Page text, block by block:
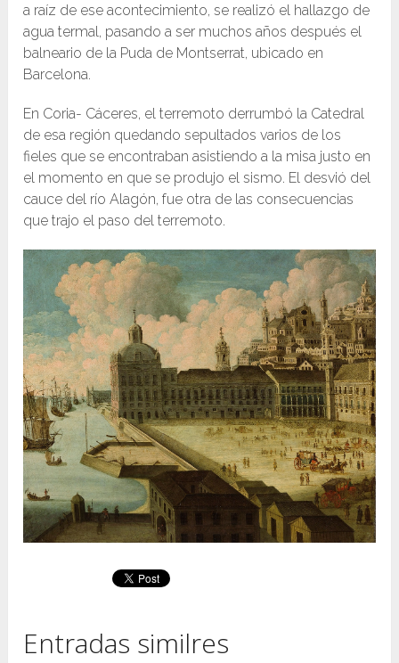
a raíz de ese acontecimiento, se realizó el hallazgo de
agua termal, pasando a ser muchos años después el
balneario de la Puda de Montserrat, ubicado en
Barcelona.
En Coria- Cáceres, el terremoto derrumbó la Catedral
de esa región quedando sepultados varios de los
fieles que se encontraban asistiendo a la misa justo en
el momento en que se produjo el sismo. El desvió del
cauce del río Alagón, fue otra de las consecuencias
que trajo el paso del terremoto.
Entradas similres